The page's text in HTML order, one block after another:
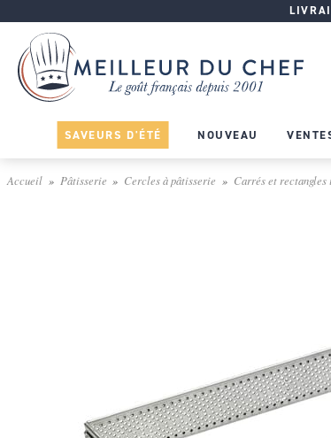
SAVEURS D'ÉTÉ NOUVEAU
Accueil Pâtisserie Cercles à pâtisserie Carrés et rectangles